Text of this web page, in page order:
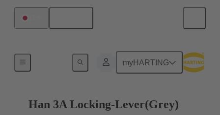
myHARTING
ロックシステム
Han 3A Locking-Lever(Grey)